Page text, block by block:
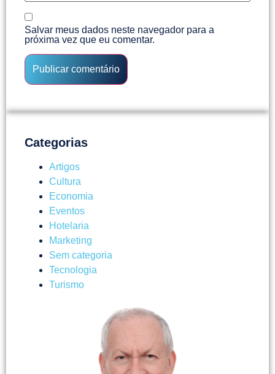
Salvar meus dados neste navegador para a
próxima vez que eu comentar.
Categorias
Artigos
Cultura
Economia
Eventos
Hotelaria
Marketing
Sem categoria
Tecnologia
Turismo